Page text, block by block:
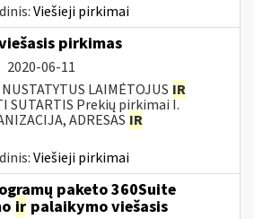
Viešieji pirkimai
pirkimas
2020-06-11
LAIMĖTOJUS IR
SUTARTIS Prekių pirkimai I.
ADRESAS IR
Viešieji pirkimai
paketo 360Suite
ir palaikymo viešasis